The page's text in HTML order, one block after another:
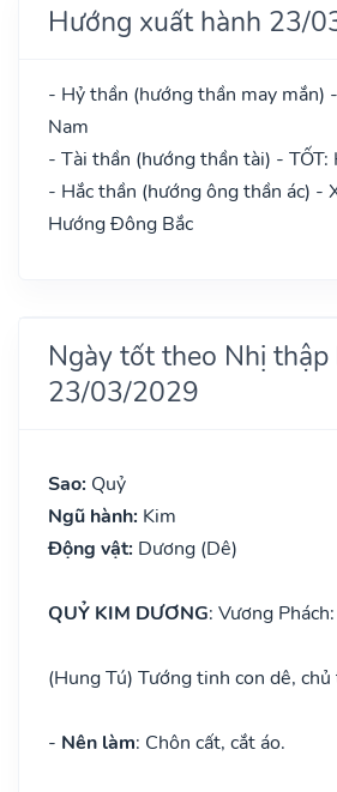
Hướng xuất hành 23/
- Hỷ thần (hướng thần may mắn)
Nam
- Tài thần (hướng thần tài) - TỐT:
- Hắc thần (hướng ông thần ác) -
Hướng Đông Bắc
Ngày tốt theo Nhị
23/03/2029
Sao: Quỷ
Ngũ hành: Kim
Động vật: Dương (Dê)
QUỶ KIM DƯƠNG: Vương Phách:
(Hung Tú) Tướng tinh con dê,
- Nên làm: Chôn cất, cắt áo.